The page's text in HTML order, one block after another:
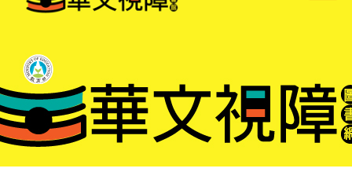
華文視障電子圖書網